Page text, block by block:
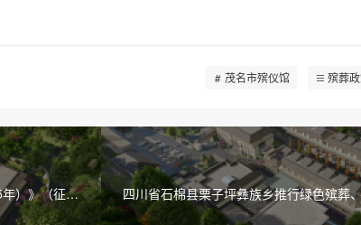
茂名市殡仪馆 殡葬
）》（征求
四川省石棉县栗子坪彝族乡推行绿色殡葬